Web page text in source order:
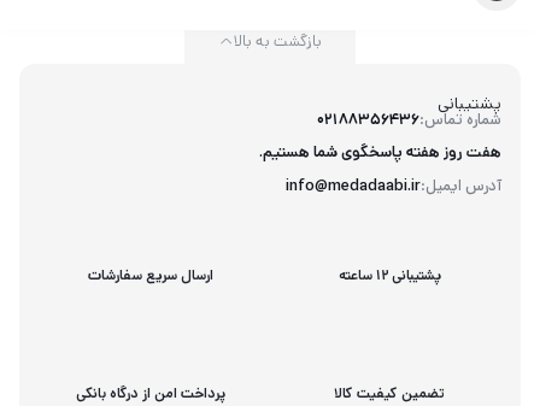
پشتیبانی
شماره تماس:02188356436
آدرس ایمیل:info@medadaabi.ir
هفت روز هفته پاسخگوی شما هستیم.
بازگشت به بالا
پشتیبانی 12 ساعته ارسال سریع سفارشات
تضمین کیفیت کالا پرداخت امن از درگاه بانکی